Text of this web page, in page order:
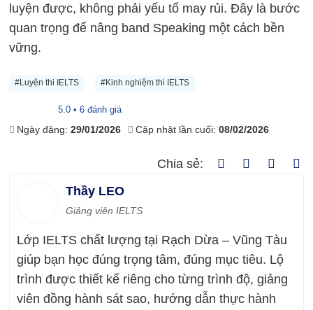
luyện được, không phải yếu tố may rủi. Đây là bước
quan trọng để nâng band Speaking một cách bền
vững.
#Luyện thi IELTS #Kinh nghiệm thi IELTS
5.0 • 6 đánh giá
Ngày đăng:29/01/2026 Cập nhật lần cuối:08/02/2026
Chia sẻ:
Thầy LEO
Giảng viên IELTS
Lớp IELTS chất lượng tại Rạch Dừa – Vũng Tàu
giúp bạn học đúng trọng tâm, đúng mục tiêu. Lộ
trình được thiết kế riêng cho từng trình độ, giảng
viên đồng hành sát sao, hướng dẫn thực hành